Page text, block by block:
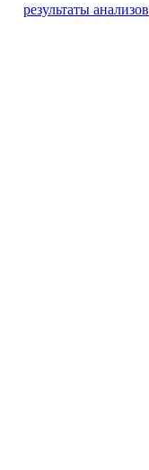
результаты анализов